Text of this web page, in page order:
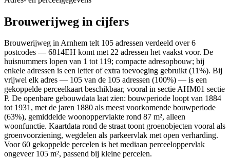
Brouwerijweg in cijfers
Brouwerijweg in Arnhem telt 105 adressen verdeeld over 6
postcodes — 6814EH komt met 22 adressen het vaakst voor. De
huisnummers lopen van 1 tot 119; compacte adresopbouw; bij
enkele adressen is een letter of extra toevoeging gebruikt (11%). Bij
vrijwel elk adres — 105 van de 105 adressen (100%) — is een
gekoppelde perceelkaart beschikbaar, vooral in sectie AHM01 sectie
P. De openbare gebouwdata laat zien: bouwperiode loopt van 1884
tot 1931, met de jaren 1880 als meest voorkomende bouwperiode
(63%), gemiddelde woonoppervlakte rond 87 m², alleen
woonfunctie. Kaartdata rond de straat toont groenobjecten vooral als
groenvoorziening, wegdelen als parkeervlak met open verharding.
Voor 60 gekoppelde percelen is het mediaan perceeloppervlak
ongeveer 105 m², passend bij kleine percelen.